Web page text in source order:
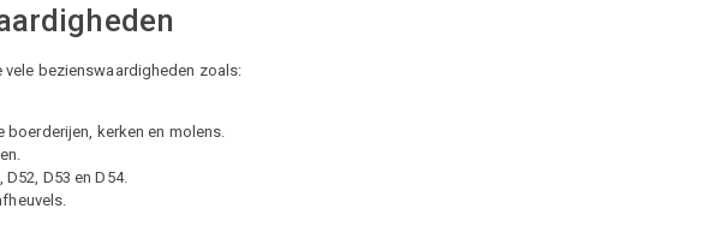
vele bezienswaardigheden zoals:
boerderijen, kerken en molens.
D53 en D54.